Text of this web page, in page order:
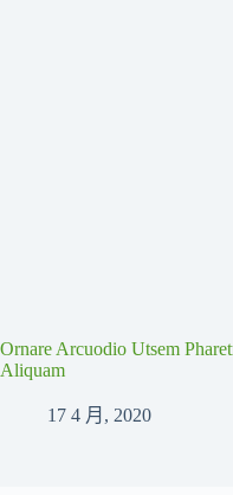
Ornare Arcuodio Utsem
Aliquam
17 4 月, 2020